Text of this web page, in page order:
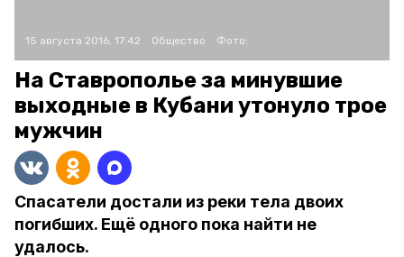
15 августа 2016, 17:42 Общество Фото:
На Ставрополье за минувшие
выходные в Кубани утонуло трое
мужчин
Спасатели достали из реки тела двоих
погибших. Ещё одного пока найти не
удалось.